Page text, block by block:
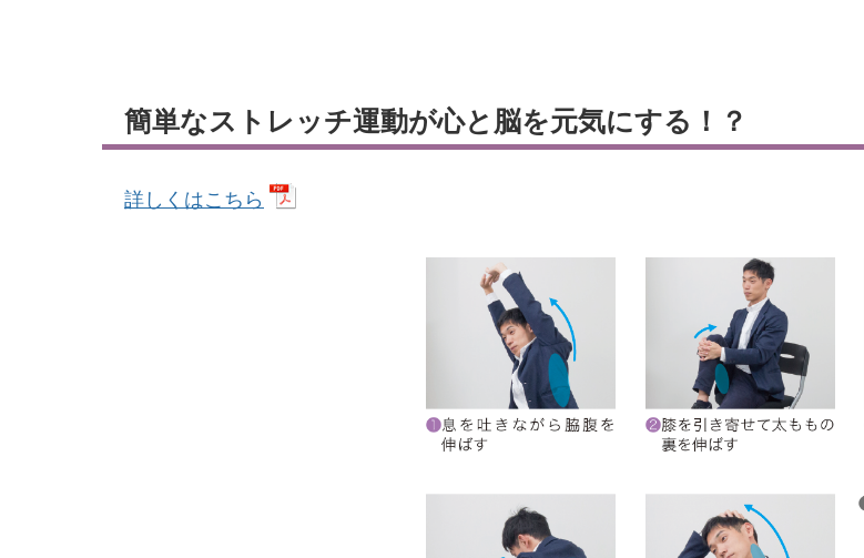
簡単なストレッチ運動が心と脳を元気にする！？
詳しくはこちら